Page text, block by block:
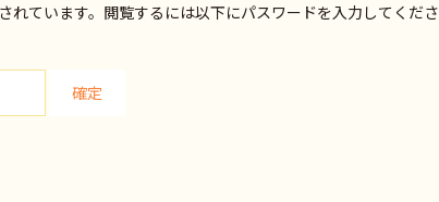
れています。閲覧するには以下にパスワードを入力してくださ